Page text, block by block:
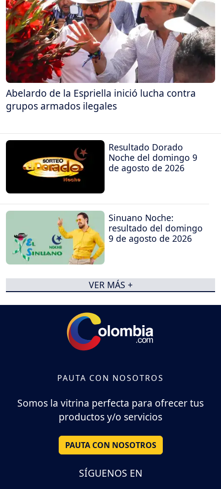
Abelardo de la Espriella inició lucha contra
grupos armados ilegales
Resultado Dorado
Noche del domingo 9
de agosto de 2026
Sinuano Noche:
resultado del domingo
9 de agosto de 2026
VER MÁS +
PAUTA CON NOSOTROS
Somos la vitrina perfecta para ofrecer tus
productos y/o servicios
PAUTA CON NOSOTROS
SÍGUENOS EN